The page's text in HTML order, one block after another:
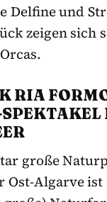
Delfine und
zeigen sich
RIA
große
Ost-Algarve ist